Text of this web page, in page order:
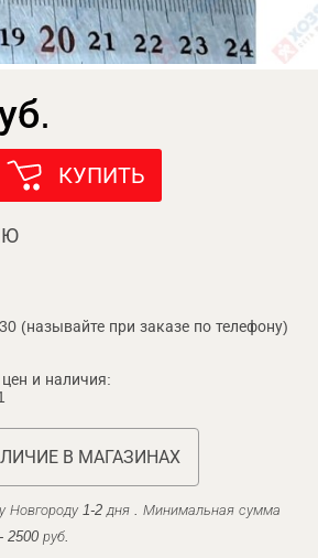
КУПИТЬ
(называйте при заказе по телефону)
и наличия:
В МАГАЗИНАХ
Новгороду 1-2 дня . Минимальная сумма
2500 руб.